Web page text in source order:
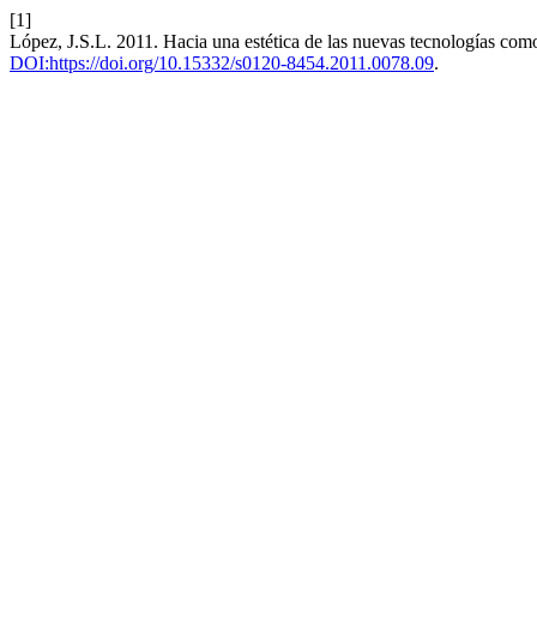
[1]
López, J.S.L. 2011. Hacia una estética de las nuevas tecnologías
DOI:https://doi.org/10.15332/s0120-8454.2011.0078.09.